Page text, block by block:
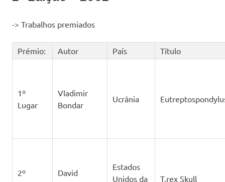
-> Trabalhos premiados
Prémio: Autor País Título
1º
Lugar
Vladimir
Bondar
Ucrânia
2º
David
Estados
Unidos da
T.rex Skull